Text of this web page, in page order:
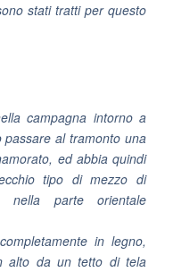
stati tratti per questo
campagna intorno a
passare al tramonto una
ed abbia quindi
tipo di mezzo di
nella parte orientale
in legno,
alto da un tetto di tela